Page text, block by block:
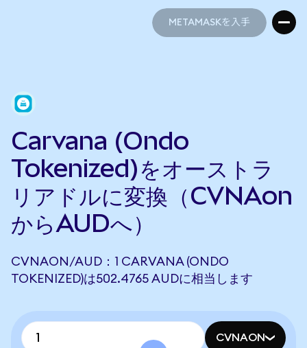
METAMASKを入手
Carvana (Ondo
Tokenized)をオーストラ
リアドルに変換（CVNAon
からAUDへ）
CVNAON/AUD：1 CARVANA (ONDO
TOKENIZED)は502.4765 AUDに相当します
CVNAON